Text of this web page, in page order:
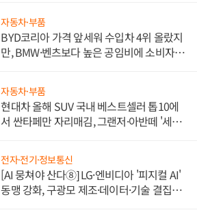
자동차·부품
BYD코리아 가격 앞세워 수입차 4위 올랐지
만, BMW·벤츠보다 높은 공임비에 소비자
자동차·부품
현대차 올해 SUV 국내 베스트셀러 톱10에
서 싼타페만 자리매김, 그랜저·아반떼 '세단
전자·전기·정보통신
[AI 뭉쳐야 산다⑧] LG·엔비디아 '피지컬 AI'
동맹 강화, 구광모 제조·데이터·기술 결집